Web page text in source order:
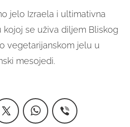
jelo Izraela i ultimativna
se uživa diljem Bliskog
vegetarijanskom jelu u
mesojedi.